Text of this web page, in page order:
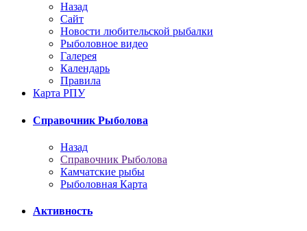
Назад
Сайт
Новости любительской рыбалки
Рыболовное видео
Галерея
Календарь
Правила
Карта РПУ
Справочник Рыболова
Назад
Справочник Рыболова
Камчатские рыбы
Рыболовная Карта
Активность